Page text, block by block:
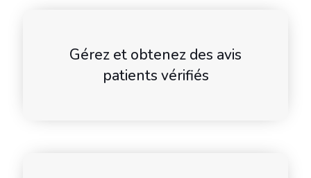
Gérez et obtenez des avis
patients vérifiés